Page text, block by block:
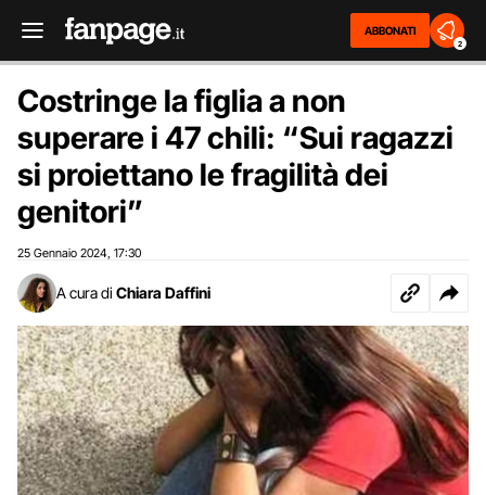
ABBONATI
2
Costringe la figlia a non
superare i 47 chili: “Sui ragazzi
si proiettano le fragilità dei
genitori”
25 Gennaio 2024 17:30
A cura di Chiara Daffini